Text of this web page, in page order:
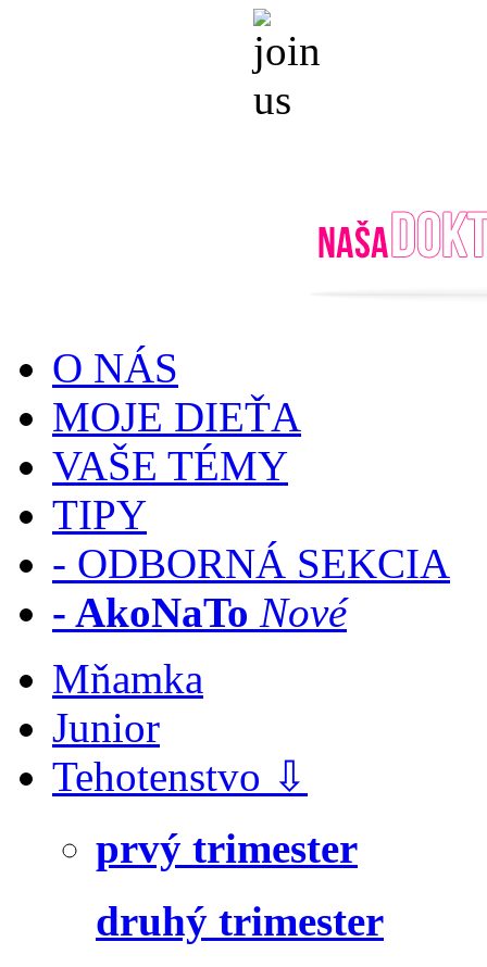
O NÁS
MOJE DIEŤA
VAŠE TÉMY
TIPY
- ODBORNÁ SEKCIA
- AkoNaTo Nové
Mňamka
Junior
Tehotenstvo ⇩
prvý trimester
druhý trimester